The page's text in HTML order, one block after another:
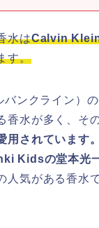
水はCalvin Klein
す。
ンクライン）
香水が多く、そ
用されています。
Kidsの堂本光
人気がある香水で